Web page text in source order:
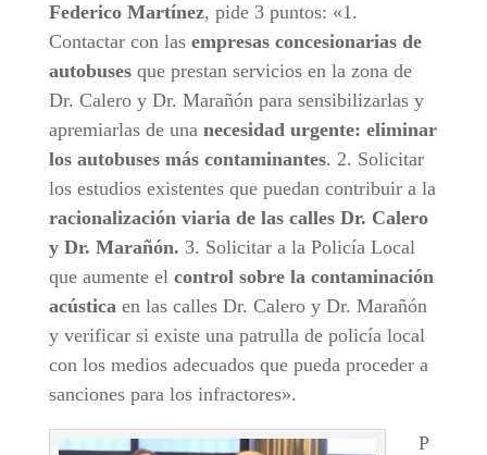
Federico Martínez, pide 3 puntos: «1.
Contactar con las empresas concesionarias de
autobusesque prestan servicios en la zona de
Dr. Calero y Dr. Marañón para sensibilizarlas y
apremiarlas de una necesidad urgente: eliminar
los autobuses más contaminantes. 2. Solicitar
los estudios existentes que puedan contribuir a la
racionalización viaria de las calles Dr. Calero
y Dr. Marañón. 3. Solicitar a la Policía Local
que aumente el control sobre la contaminación
acústicaen las calles Dr. Calero y Dr. Marañón
y verificar si existe una patrulla de policía local
con los medios adecuados que pueda proceder a
sanciones para los infractores».
P